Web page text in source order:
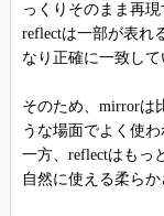
っくりそのまま再現
reflectは一部が表れ
なり正確に一致して
そのため、mirrorは
うな場面でよく使わ
一方、reflectはもっ
自然に使える柔らか